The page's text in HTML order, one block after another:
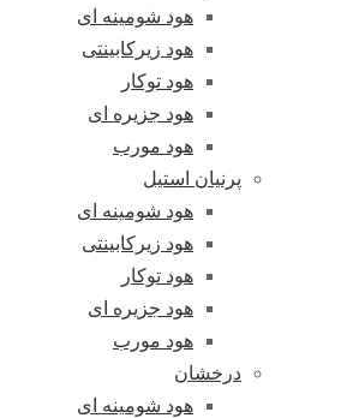
هود شومینه ای
هود زیرکابینتی
هود توکار
هود جزیره ای
هود مورب
پرنیان استیل
هود شومینه ای
هود زیرکابینتی
هود توکار
هود جزیره ای
هود مورب
درخشان
هود شومینه ای